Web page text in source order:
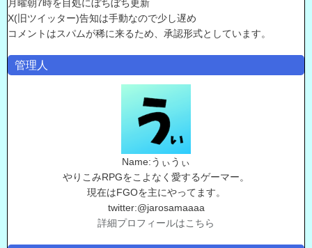
月曜朝7時を目処にぼちぼち更新
X(旧ツイッター)告知は手動なので少し遅め
コメントはスパムが稀に来るため、承認形式としています。
管理人
Name:うぃうぃ
やりこみRPGをこよなく愛するゲーマー。
現在はFGOを主にやってます。
twitter:@jarosamaaaa
詳細プロフィールはこちら